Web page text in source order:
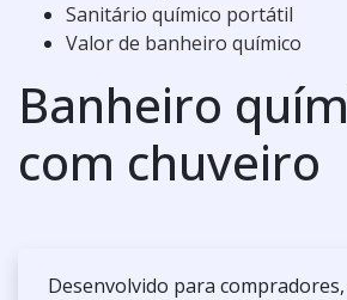
Sanitário químico portátil
Valor de banheiro químico
Banheiro
com chuveiro
Desenvolvido para